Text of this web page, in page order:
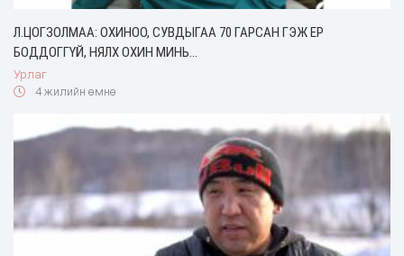
Л.ЦОГЗОЛМАА: ОХИНОО, СУВДЫГАА 70 ГАРСАН ГЭЖ ЕР
БОДДОГГҮЙ, НЯЛХ ОХИН МИНЬ...
Урлаг
4 жилийн өмнө